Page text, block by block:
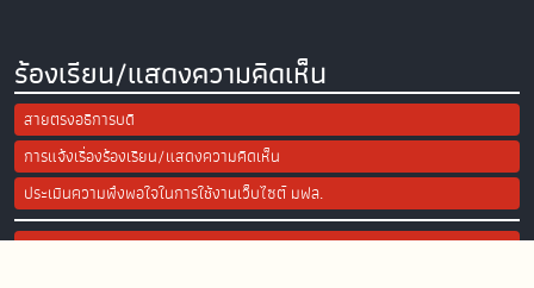
ร้องเรียน/แสดงความคิดเห็น
สายตรงอธิการบดี
การแจ้งเรื่องร้องเรียน/แสดงความคิดเห็น
ประเมินความพึงพอใจในการใช้งานเว็บไซต์ มฟล.
Site Map